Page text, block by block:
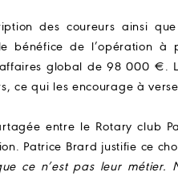
des coureurs ainsi
bénéfice de l’opération
global de 98 000 €.
ce qui les encourage à
entre le Rotary club
Patrice Brard justifie ce
ce n’est pas leur métier.